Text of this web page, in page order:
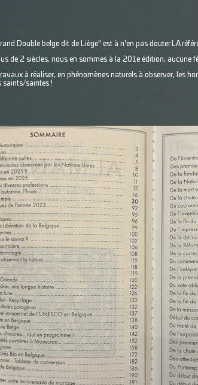
Double belge dit de Liège" est à n'en pas douter LA
de 2 siècles, nous en sommes à la 201e édition, aucune
à réaliser, en phénomènes naturels à observer, les
saints/saintes !